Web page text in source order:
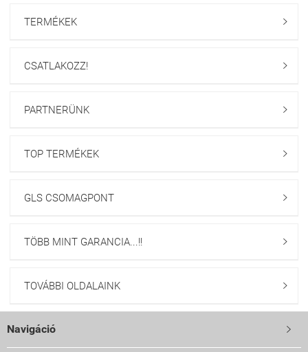
TERMÉKEK 
CSATLAKOZZ! 
PARTNERÜNK 
TOP TERMÉKEK 
GLS CSOMAGPONT 
TÖBB MINT GARANCIA...!! 
TOVÁBBI OLDALAINK 
Navigáció 